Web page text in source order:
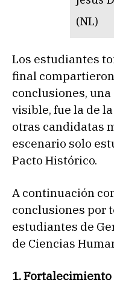
(NL)
Los estudiantes
final
conclusiones, una
visible, fue la de
otras candidatas
escenario solo
Pacto Histórico.
A continuación
conclusiones por
estudiantes de
de Ciencias
1.